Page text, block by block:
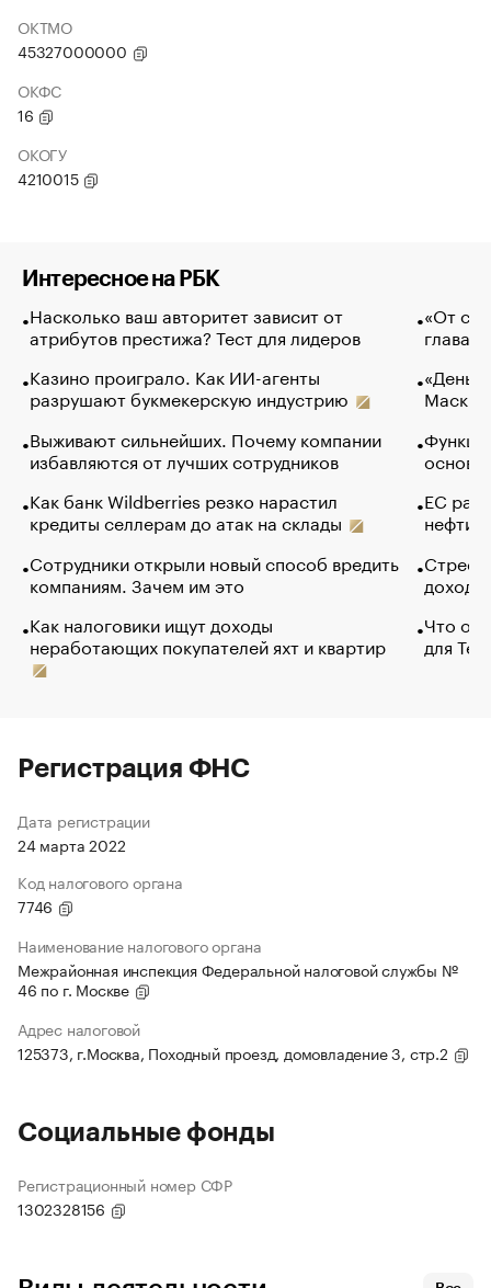
ОКТМО
45327000000
ОКФС
16
ОКОГУ
4210015
Интересное на РБК
Насколько ваш авторитет зависит от
атрибутов престижа? Тест для лидеров
Казино проиграло. Как ИИ-агенты
разрушают букмекерскую индустрию
Выживают сильнейших. Почему компании
избавляются от лучших сотрудников
Как банк Wildberries резко нарастил
кредиты селлерам до атак на склады
Сотрудники открыли новый способ вредить
компаниям. Зачем им это
Как налоговики ищут доходы
неработающих покупателей яхт и квартир
«От
глава
Маск в
основ
ЕС
нефти
Что
для
Регистрация ФНС
Дата регистрации
24 марта 2022
Код налогового органа
7746
Наименование налогового органа
Межрайонная инспекция Федеральной налоговой службы №
46 по г. Москве
Адрес налоговой
125373, г.Москва, Походный проезд, домовладение 3, стр.2
Социальные фонды
Регистрационный номер СФР
1302328156